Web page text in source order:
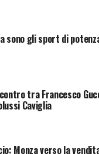
il
tra
Napoli ha
il match Juve-
per
dei
sono gli sport di
tra Francesco
Caviglia
Monza verso la